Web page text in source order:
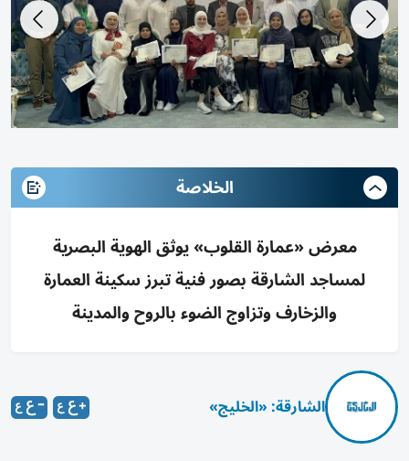
الخلاصة
معرض «عمارة القلوب» يوثق الهوية البصرية
لمساجد الشارقة بصور فنية تبرز سكينة العمارة
والزخارف وتزاوج الضوء بالروح والمدينة
الشارقة: «الخليج»